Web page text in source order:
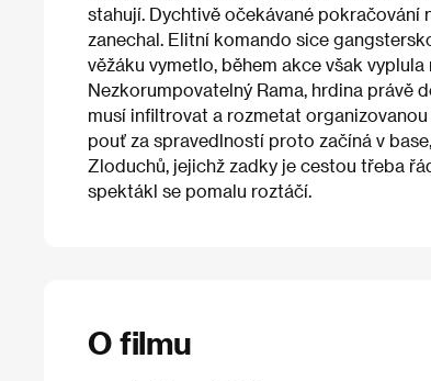
stahují. Dychtivě očekávané pokračování
zanechal. Elitní komando sice
věžáku vymetlo, během akce však
Nezkorumpovatelný Rama, hrdina právě
musí infiltrovat a rozmetat
pouť za spravedlností proto začíná v
Zloduchů, jejichž zadky je cestou třeba
spektákl se pomalu roztáčí.
O filmu